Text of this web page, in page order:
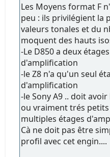
Les Moyens format F
peu : ils privilégient la
valeurs tonales et du
moquent des hauts
-Le D850 a deux
d'amplification
-le Z8 n'a qu'un seul
d'amplification
-le Sony A9 .. doit
ou vraiment trés
multiples étages
Cà ne doit pas être
profil avec cet engin....